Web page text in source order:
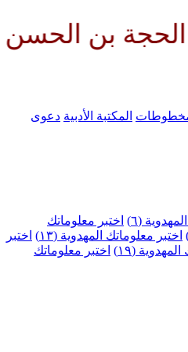
الحسن
المكتبة الأدبية دعوى
(٦)
اختبر معلوماتك
اختبر معلوماتك المهدوية (١٣)
اختبر
(١٩)
اختبر معلوماتك